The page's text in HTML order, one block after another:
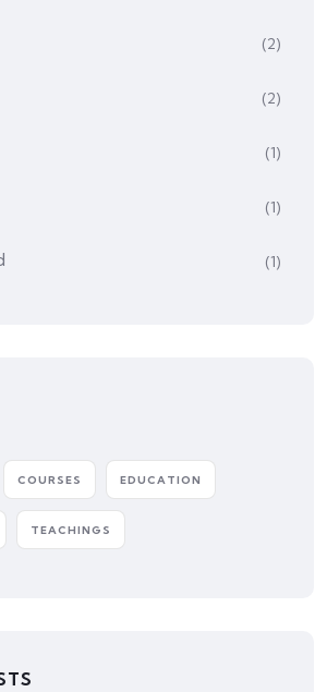
(2)
(2)
(1)
(1)
(1)
COURSES EDUCATION
TEACHINGS